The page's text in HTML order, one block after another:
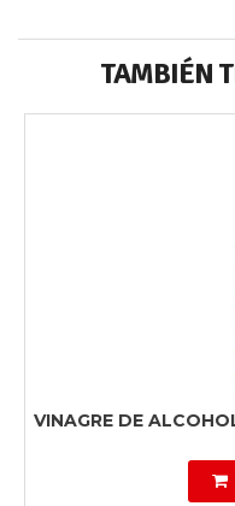
TAMBIÉN
VINAGRE DE